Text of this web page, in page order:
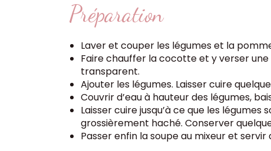
Préparation
Laver et couper les légumes et la
Faire chauffer la cocotte et y verser une
transparent.
Ajouter les légumes. Laisser cuire
Couvrir d’eau à hauteur des légumes,
Laisser cuire jusqu’à ce que les
grossièrement haché. Conserver
Passer enfin la soupe au mixeur et